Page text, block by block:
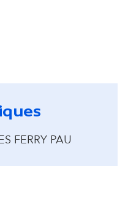
FERRY PAU